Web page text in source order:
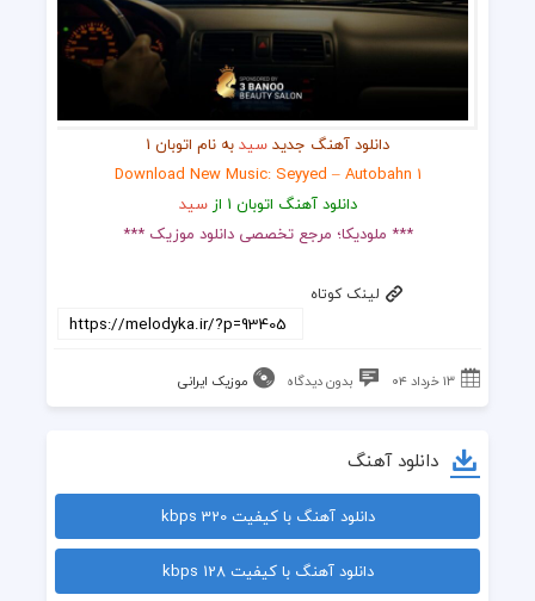
دانلود آهنگ جدیدسیدبه نام اتوبان 1
Download New Music: Seyyed – Autobahn 1
دانلود آهنگ اتوبان 1 از
سید
*** ملودیکا؛ مرجع تخصصی دانلود موزیک ***
لینک کوتاه
۱۳ خرداد ۰۴ بدون دیدگاه موزیک ایرانی
دانلود آهنگ
دانلود آهنگ با کیفیت 320 kbps
دانلود آهنگ با کیفیت 128 kbps